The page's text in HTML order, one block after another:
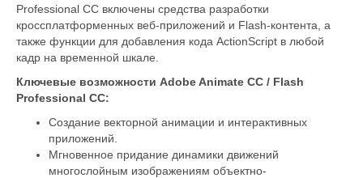
Professional CC включены средства разработки
кроссплатформенных веб-приложений и Flash-контента, а
также функции для добавления кода ActionScript в любой
кадр на временной шкале.
Ключевые возможности Adobe Animate CC / Flash
Professional CC:
Создание векторной анимации и интерактивных
приложений.
Мгновенное придание динамики движений
многослойным изображениям объектно-